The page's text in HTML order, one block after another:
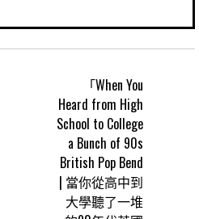
「When You
Heard from High
School to College
a Bunch of 90s
British Pop Bend
| 當你從高中到
大學聽了一堆